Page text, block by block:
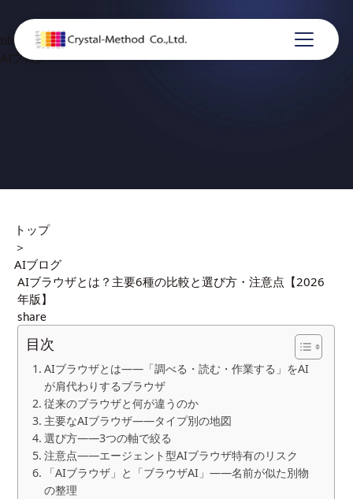
blog
AIブログ
トップ
＞
AIブログ
AIブラウザとは？主要6種の比較と選び方・注意点【2026
年版】
share
目次
AIブラウザとは——「調べる・読む・作業する」をAI
が肩代わりするブラウザ
従来のブラウザと何が違うのか
主要なAIブラウザ——タイプ別の地図
選び方——3つの軸で絞る
注意点——エージェント型AIブラウザ特有のリスク
「AIブラウザ」と「ブラウザAI」——名前が似た別物
の整理